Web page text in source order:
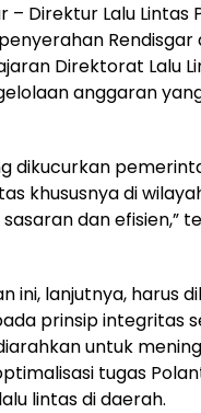
– Direktur Lalu Lintas
Direktorat Lalu
anggaran
dikucurkan
khususnya di
dan efisien,”
ini, lanjutnya, harus
prinsip integritas
untuk
tugas
lintas di daerah.